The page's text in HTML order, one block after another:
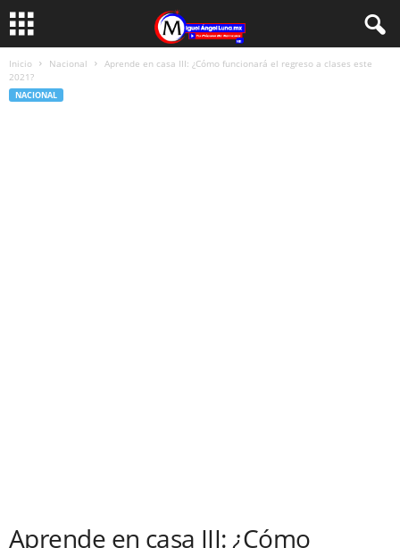
Inicio Nacional
Aprende en casa III: ¿Cómo funcionará el regreso a clases este
2021?
NACIONAL
Aprende en casa III: ¿Cómo